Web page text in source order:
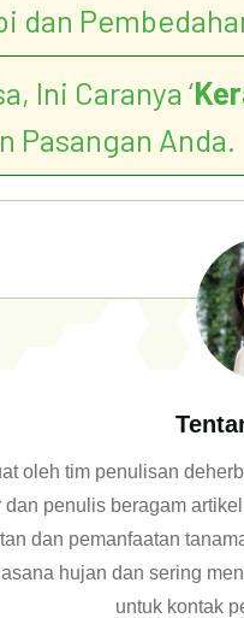
dan
Ini Caranya ‘
Pasangan Anda.
oleh tim penulisan
dan penulis beragam
dan pemanfaatan
hujan dan sering
untuk kontak